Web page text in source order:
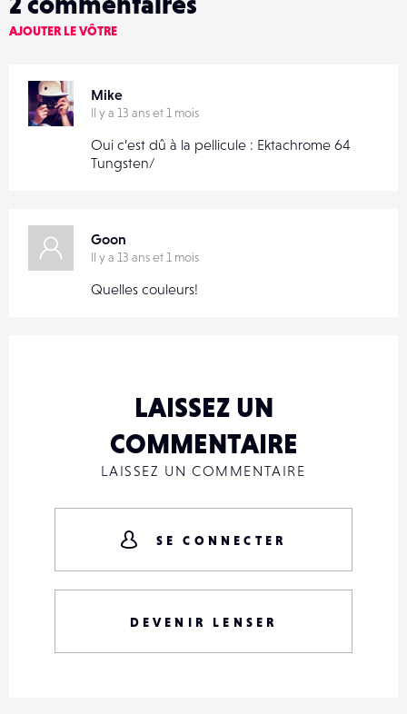
AJOUTER LE VÔTRE
Mike
Il y a 13 ans et 1 mois
Oui c’est dû à la pellicule : Ektachrome 64
Tungsten/
Goon
Il y a 13 ans et 1 mois
Quelles couleurs!
LAISSEZ UN
COMMENTAIRE
LAISSEZ UN COMMENTAIRE
SE CONNECTER
DEVENIR LENSER